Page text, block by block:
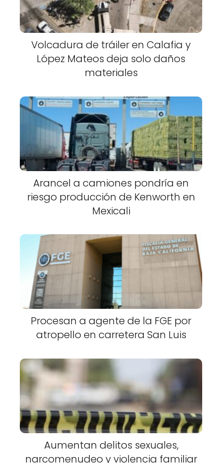
Volcadura de tráiler en Calafia y
López Mateos deja solo daños
materiales
Arancel a camiones pondría en
riesgo producción de Kenworth en
Mexicali
Procesan a agente de la FGE por
atropello en carretera San Luis
Aumentan delitos sexuales,
narcomenudeo y violencia familiar